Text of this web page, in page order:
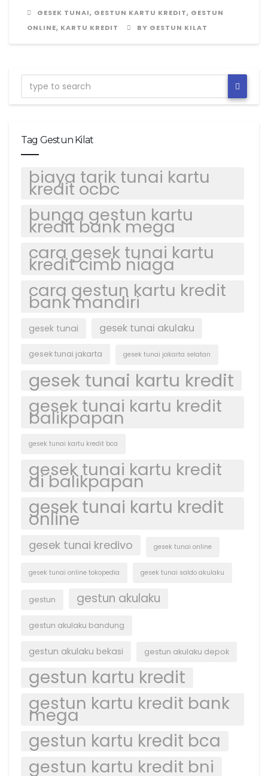
GESEK TUNAI, GESTUN KARTU KREDIT, GESTUN
ONLINE, KARTU KREDIT BY GESTUN KILAT
Tag Gestun Kilat
biaya tarik tunai kartu
kredit ocbc
bunga gestun kartu
kredit bank mega
cara gesek tunai kartu
kredit cimb niaga
cara gestun kartu kredit
bank mandiri
gesek tunai gesek tunai akulaku
gesek tunai jakarta gesek tunai jakarta selatan
gesek tunai kartu kredit
gesek tunai kartu kredit
balikpapan
gesek tunai kartu kredit bca
gesek tunai kartu kredit
di balikpapan
gesek tunai kartu kredit
online
gesek tunai kredivo gesek tunai online
gesek tunai online tokopedia gesek tunai saldo akulaku
gestun gestun akulaku
gestun akulaku bandung
gestun akulaku bekasi gestun akulaku depok
gestun kartu kredit
gestun kartu kredit bank
mega
gestun kartu kredit bca
gestun kartu kredit bni